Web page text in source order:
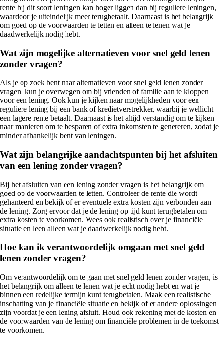
rente bij dit soort leningen kan hoger liggen dan bij reguliere leningen,
waardoor je uiteindelijk meer terugbetaalt. Daarnaast is het belangrijk
om goed op de voorwaarden te letten en alleen te lenen wat je
daadwerkelijk nodig hebt.
Wat zijn mogelijke alternatieven voor snel geld lenen
zonder vragen?
Als je op zoek bent naar alternatieven voor snel geld lenen zonder
vragen, kun je overwegen om bij vrienden of familie aan te kloppen
voor een lening. Ook kun je kijken naar mogelijkheden voor een
reguliere lening bij een bank of kredietverstrekker, waarbij je wellicht
een lagere rente betaalt. Daarnaast is het altijd verstandig om te kijken
naar manieren om te besparen of extra inkomsten te genereren, zodat je
minder afhankelijk bent van leningen.
Wat zijn belangrijke aandachtspunten bij het afsluiten
van een lening zonder vragen?
Bij het afsluiten van een lening zonder vragen is het belangrijk om
goed op de voorwaarden te letten. Controleer de rente die wordt
gehanteerd en bekijk of er eventuele extra kosten zijn verbonden aan
de lening. Zorg ervoor dat je de lening op tijd kunt terugbetalen om
extra kosten te voorkomen. Wees ook realistisch over je financiële
situatie en leen alleen wat je daadwerkelijk nodig hebt.
Hoe kan ik verantwoordelijk omgaan met snel geld
lenen zonder vragen?
Om verantwoordelijk om te gaan met snel geld lenen zonder vragen, is
het belangrijk om alleen te lenen wat je echt nodig hebt en wat je
binnen een redelijke termijn kunt terugbetalen. Maak een realistische
inschatting van je financiële situatie en bekijk of er andere oplossingen
zijn voordat je een lening afsluit. Houd ook rekening met de kosten en
de voorwaarden van de lening om financiële problemen in de toekomst
te voorkomen.